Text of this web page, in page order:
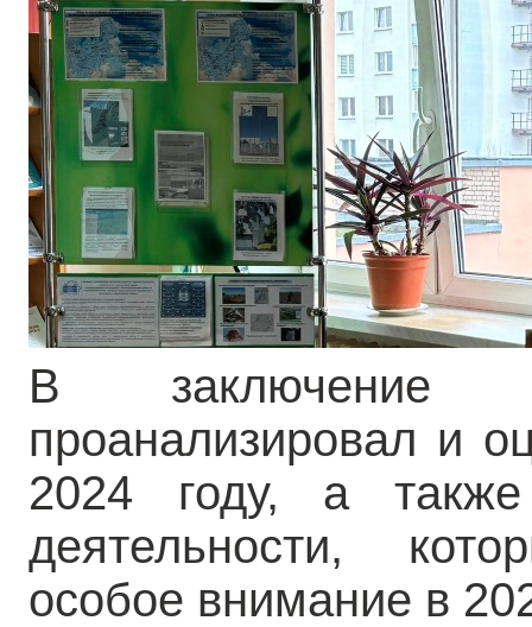
В заключение
проанализировал и
2024 году, а также
деятельности,
особое внимание в